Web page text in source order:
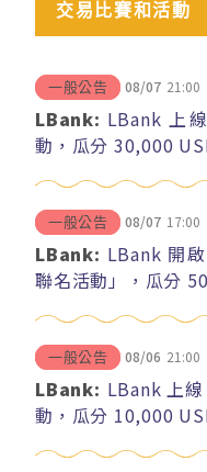
交易比賽和活動
一般公告 08/07 21:00
LBank: LBank 上
動，瓜分 30,000
一般公告 08/07 17:00
LBank: LBank 開
聯名活動」，瓜分
一般公告 08/06 21:00
LBank: LBank 上
動，瓜分 10,000